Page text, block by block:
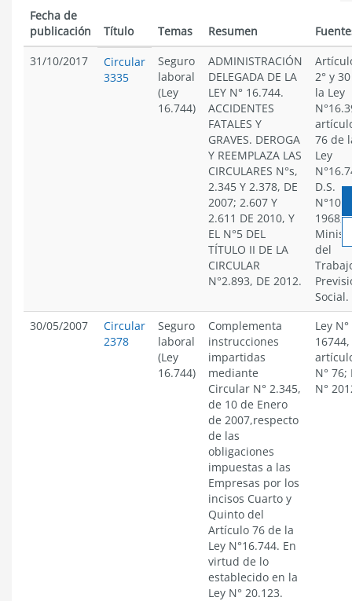
Fecha de
publicación
Título Temas Resumen
31/10/2017
Circular
3335
Seguro
laboral
(Ley
16.744)
ADMINISTRACIÓN
DELEGADA DE LA
LEY N° 16.744.
ACCIDENTES
FATALES Y
GRAVES. DEROGA
Y REEMPLAZA LAS
CIRCULARES N°s,
2.345 Y 2.378, DE
2007; 2.607 Y
2.611 DE 2010, Y
EL N°5 DEL
TÍTULO II DE LA
CIRCULAR
N°2.893, DE 2012.
2° y
la Ley
76 de
Ley
D.S.
1968,
del
Social.
30/05/2007
Circular
2378
Seguro
laboral
(Ley
16.744)
Complementa
instrucciones
impartidas
mediante
Circular N° 2.345,
de 10 de Enero
de 2007,respecto
de las
obligaciones
impuestas a las
Empresas por los
incisos Cuarto y
Quinto del
Artículo 76 de la
Ley N°16.744. En
virtud de lo
establecido en la
Ley N° 20.123.
Ley N°
16744,
N° 76;
N°